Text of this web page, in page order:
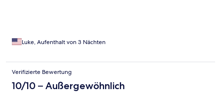
Luke, Aufenthalt von 3 Nächten
Verifizierte Bewertung
10/10 – Außergewöhnlich